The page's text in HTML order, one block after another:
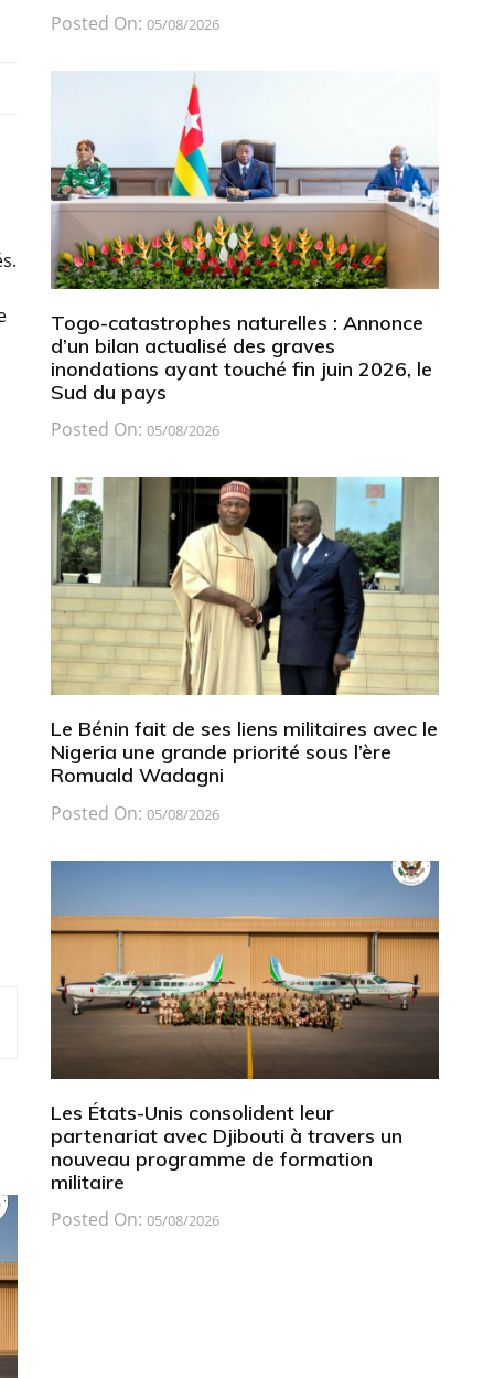
Posted On: 05/08/2026
Togo-catastrophes naturelles : Annonce
d’un bilan actualisé des graves
inondations ayant touché fin juin 2026, le
Sud du pays
Posted On: 05/08/2026
Le Bénin fait de ses liens militaires avec le
Nigeria une grande priorité sous l’ère
Romuald Wadagni
Posted On: 05/08/2026
Les États-Unis consolident leur
partenariat avec Djibouti à travers un
nouveau programme de formation
militaire
Posted On: 05/08/2026